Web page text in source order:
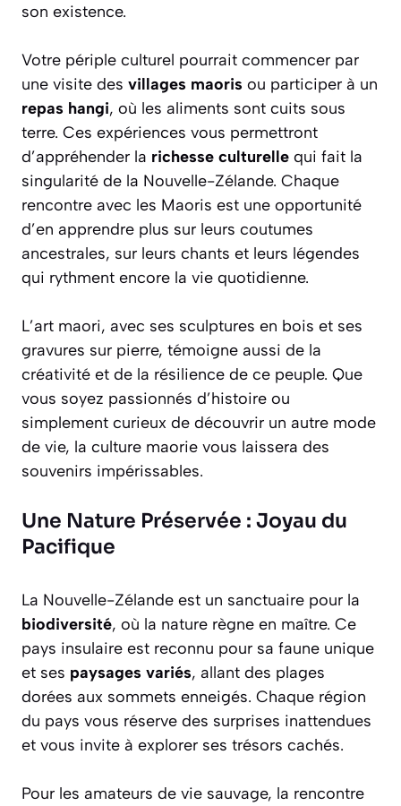
son existence.
Votre périple culturel pourrait commencer par
une visite des villages maoris ou participer à un
repas hangi, où les aliments sont cuits sous
terre. Ces expériences vous permettront
d’appréhender la richesse culturelle qui fait la
singularité de la Nouvelle-Zélande. Chaque
rencontre avec les Maoris est une opportunité
d’en apprendre plus sur leurs coutumes
ancestrales, sur leurs chants et leurs légendes
qui rythment encore la vie quotidienne.
L’art maori, avec ses sculptures en bois et ses
gravures sur pierre, témoigne aussi de la
créativité et de la résilience de ce peuple. Que
vous soyez passionnés d’histoire ou
simplement curieux de découvrir un autre mode
de vie, la culture maorie vous laissera des
souvenirs impérissables.
Une Nature Préservée : Joyau du
Pacifique
La Nouvelle-Zélande est un sanctuaire pour la
biodiversité, où la nature règne en maître. Ce
pays insulaire est reconnu pour sa faune unique
et ses paysages variés, allant des plages
dorées aux sommets enneigés. Chaque région
du pays vous réserve des surprises inattendues
et vous invite à explorer ses trésors cachés.
Pour les amateurs de vie sauvage, la rencontre